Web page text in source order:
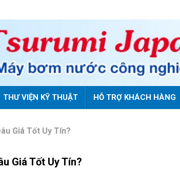
THƯ VIỆN KỸ THUẬT HỖ TRỢ KHÁCH HÀNG
Giá Tốt Uy Tín?
Giá Tốt Uy Tín?